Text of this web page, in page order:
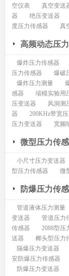
空仪表
真空变送
器
绝压变送器
度压力传感器
真
高频动态压
爆炸压力传感器
压力传感器
爆破
爆炸压力测量
感器
缩模实验用
压变送器
风洞测
器
200KHz带宽
压力变送器
宽频
微型压力传
小尺寸压力变送器
型压力传感器
微
防爆压力传
管道液体压力测量
变送器
管道压力
传感器
2088型压
送器
榔头型压力
隔爆压力变送器
安防爆压力传感器
防爆压力变送器